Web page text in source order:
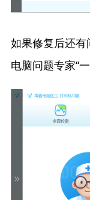
如果修复后还有
电脑问题专家“